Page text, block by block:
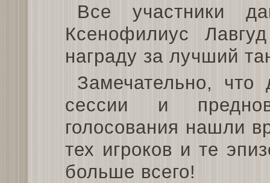
Все участники
Ксенофилиус
награду за лучший
Замечательно,
сессии и
голосования нашли
тех игроков и те
больше всего!